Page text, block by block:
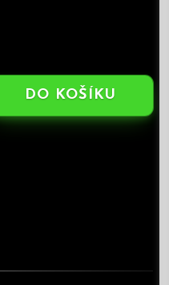
DO KOŠÍKU